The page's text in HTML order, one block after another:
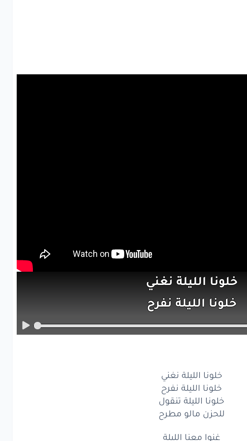
خلونا الليلة نغني
خلونا الليلة نفرح
خلوناالليلةتنقول
يا حبايبوايواي
غنوامعناالليلة
يا حبايب وايواي
خلونا الليلة نغني
خلونا الليلة نفرح
خلونا الليلة تنقول
للحزن مالو مطرح
غنوا معنا الليلة